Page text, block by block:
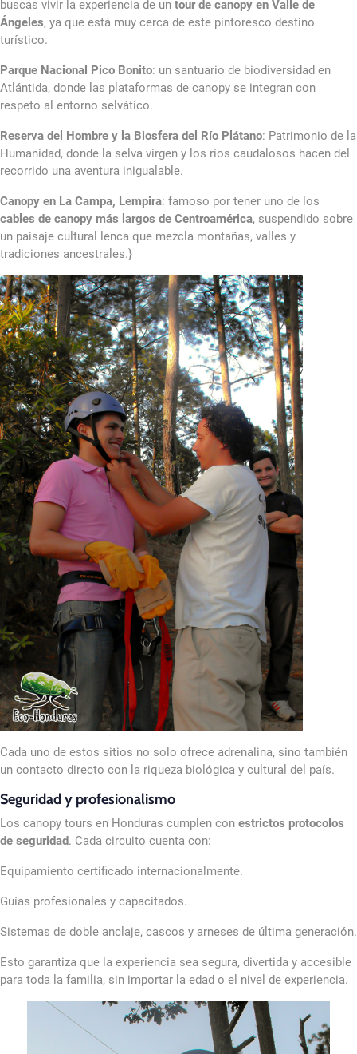
buscas vivir la experiencia de un tour de canopy en Valle de
Ángeles, ya que está muy cerca de este pintoresco destino
turístico.
Parque Nacional Pico Bonito: un santuario de biodiversidad en
Atlántida, donde las plataformas de canopy se integran con
respeto al entorno selvático.
Reserva del Hombre y la Biosfera del Río Plátano: Patrimonio de la
Humanidad, donde la selva virgen y los ríos caudalosos hacen del
recorrido una aventura inigualable.
Canopy en La Campa, Lempira: famoso por tener uno de los
cables de canopy más largos de Centroamérica, suspendido sobre
un paisaje cultural lenca que mezcla montañas, valles y
tradiciones ancestrales.}
Cada uno de estos sitios no solo ofrece adrenalina, sino también
un contacto directo con la riqueza biológica y cultural del país.
Seguridad y profesionalismo
Los canopy tours en Honduras cumplen con estrictos protocolos
de seguridad. Cada circuito cuenta con:
Equipamiento certificado internacionalmente.
Guías profesionales y capacitados.
Sistemas de doble anclaje, cascos y arneses de última generación.
Esto garantiza que la experiencia sea segura, divertida y accesible
para toda la familia, sin importar la edad o el nivel de experiencia.